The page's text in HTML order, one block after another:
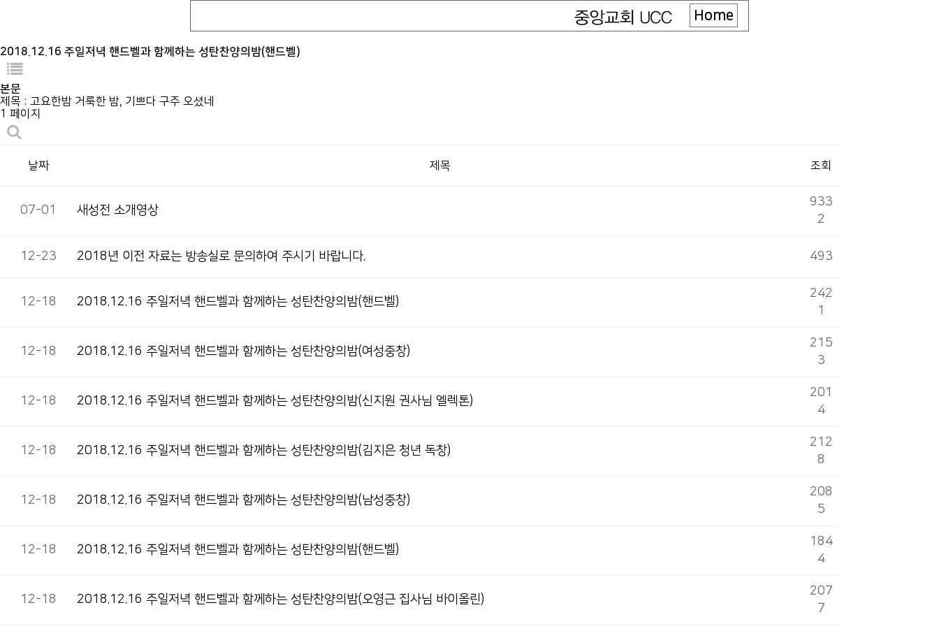
Home
2018.12.16 주일저녁 핸드벨과 함께하는 성탄찬양의밤(핸드벨)
본문
제목 : 고요한밤 거룩한 밤, 기쁘다 구주 오셨네
1 페이지
날짜 제목 조회
07-01 새성전 소개영상
933
2
12-23 2018년 이전 자료는 방송실로 문의하여 주시기 바랍니다. 493
12-18 2018.12.16 주일저녁 핸드벨과 함께하는 성탄찬양의밤(핸드벨)
242
1
12-18 2018.12.16 주일저녁 핸드벨과 함께하는 성탄찬양의밤(여성중창)
215
3
12-18 2018.12.16 주일저녁 핸드벨과 함께하는 성탄찬양의밤(신지원 권사님 엘렉톤)
201
4
12-18 2018.12.16 주일저녁 핸드벨과 함께하는 성탄찬양의밤(김지은 청년 독창)
212
8
12-18 2018.12.16 주일저녁 핸드벨과 함께하는 성탄찬양의밤(남성중창)
208
5
12-18 2018.12.16 주일저녁 핸드벨과 함께하는 성탄찬양의밤(핸드벨)
184
4
12-18 2018.12.16 주일저녁 핸드벨과 함께하는 성탄찬양의밤(오영근 집사님 바이올린)
207
7